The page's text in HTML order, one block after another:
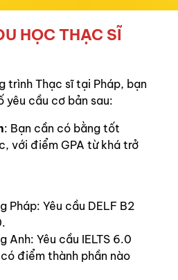
HỌC THẠC SĨ
trình Thạc sĩ tại Pháp, bạn
yêu cầu cơ bản sau:
: Bạn cần có bằng tốt
với điểm GPA từ khá trở
Pháp: Yêu cầu DELF B2
Anh: Yêu cầu IELTS 6.0
điểm thành phần nào